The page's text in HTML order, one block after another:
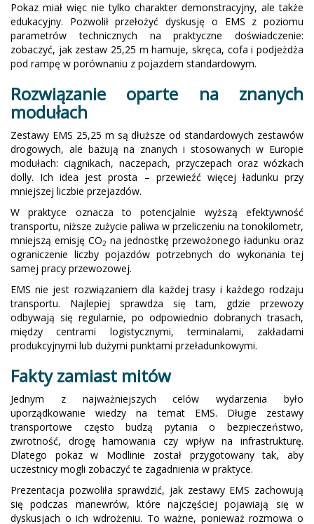
Pokaz miał więc nie tylko charakter demonstracyjny, ale także
edukacyjny. Pozwolił przełożyć dyskusję o EMS z poziomu
parametrów technicznych na praktyczne doświadczenie:
zobaczyć, jak zestaw 25,25 m hamuje, skręca, cofa i podjeżdża
pod rampę w porównaniu z pojazdem standardowym.
Rozwiązanie oparte na znanych
modułach
Zestawy EMS 25,25 m są dłuższe od standardowych zestawów
drogowych, ale bazują na znanych i stosowanych w Europie
modułach: ciągnikach, naczepach, przyczepach oraz wózkach
dolly. Ich idea jest prosta – przewieźć więcej ładunku przy
mniejszej liczbie przejazdów.
W praktyce oznacza to potencjalnie wyższą efektywność
transportu, niższe zużycie paliwa w przeliczeniu na tonokilometr,
mniejszą emisję CO2 na jednostkę przewożonego ładunku oraz
ograniczenie liczby pojazdów potrzebnych do wykonania tej
samej pracy przewozowej.
EMS nie jest rozwiązaniem dla każdej trasy i każdego rodzaju
transportu. Najlepiej sprawdza się tam, gdzie przewozy
odbywają się regularnie, po odpowiednio dobranych trasach,
między centrami logistycznymi, terminalami, zakładami
produkcyjnymi lub dużymi punktami przeładunkowymi.
Fakty zamiast mitów
Jednym z najważniejszych celów wydarzenia było
uporządkowanie wiedzy na temat EMS. Długie zestawy
transportowe często budzą pytania o bezpieczeństwo,
zwrotność, drogę hamowania czy wpływ na infrastrukturę.
Dlatego pokaz w Modlinie został przygotowany tak, aby
uczestnicy mogli zobaczyć te zagadnienia w praktyce.
Prezentacja pozwoliła sprawdzić, jak zestawy EMS zachowują
się podczas manewrów, które najczęściej pojawiają się w
dyskusjach o ich wdrożeniu. To ważne, ponieważ rozmowa o